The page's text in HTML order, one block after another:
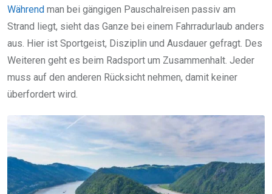
Während man bei gängigen Pauschalreisen passiv am
Strand liegt, sieht das Ganze bei einem Fahrradurlaub anders
aus. Hier ist Sportgeist, Disziplin und Ausdauer gefragt. Des
Weiteren geht es beim Radsport um Zusammenhalt. Jeder
muss auf den anderen Rücksicht nehmen, damit keiner
überfordert wird.